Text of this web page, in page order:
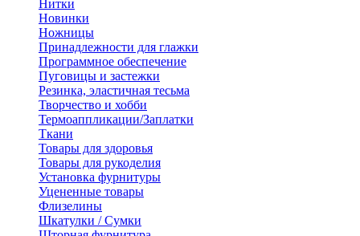
Нитки
Новинки
Ножницы
Принадлежности для глажки
Программное обеспечение
Пуговицы и застежки
Резинка, эластичная тесьма
Творчество и хобби
Термоаппликации/Заплатки
Ткани
Товары для здоровья
Товары для рукоделия
Установка фурнитуры
Уцененные товары
Флизелины
Шкатулки / Сумки